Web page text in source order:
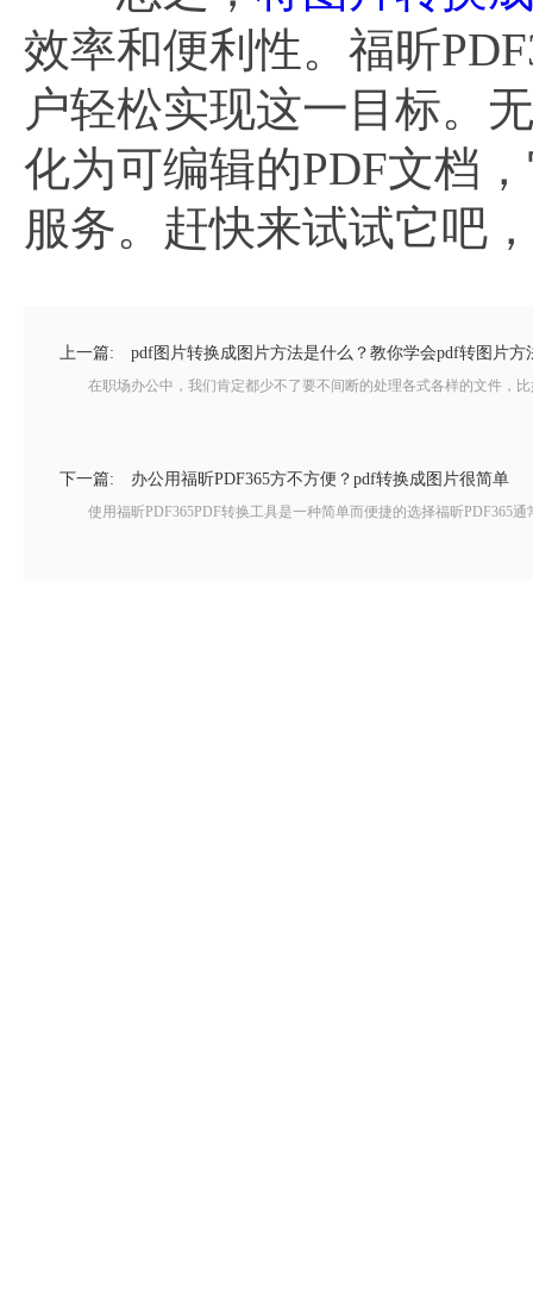
效率和便利性。福昕
户轻松实现这一目标。
化为可编辑的PDF文档
服务。赶快来试试它吧
上一篇: pdf图片转换成图片方法是什么？教你学会pdf转图片方
在职场办公中，我们肯定都少不了要不间断的处理各式各样的文件，比
下一篇: 办公用福昕PDF365方不方便？pdf转换成图片很简单
使用福昕PDF365PDF转换工具是一种简单而便捷的选择福昕PDF365通